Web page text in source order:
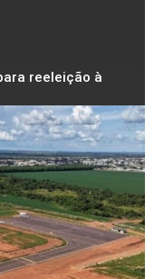
reeleição à